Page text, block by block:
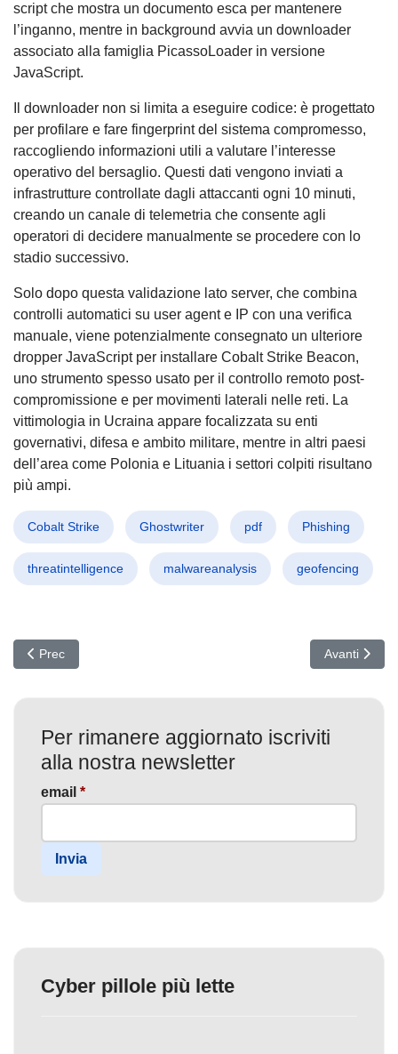
script che mostra un documento esca per mantenere
l’inganno, mentre in background avvia un downloader
associato alla famiglia PicassoLoader in versione
JavaScript.
Il downloader non si limita a eseguire codice: è progettato
per profilare e fare fingerprint del sistema compromesso,
raccogliendo informazioni utili a valutare l’interesse
operativo del bersaglio. Questi dati vengono inviati a
infrastrutture controllate dagli attaccanti ogni 10 minuti,
creando un canale di telemetria che consente agli
operatori di decidere manualmente se procedere con lo
stadio successivo.
Solo dopo questa validazione lato server, che combina
controlli automatici su user agent e IP con una verifica
manuale, viene potenzialmente consegnato un ulteriore
dropper JavaScript per installare Cobalt Strike Beacon,
uno strumento spesso usato per il controllo remoto post-
compromissione e per movimenti laterali nelle reti. La
vittimologia in Ucraina appare focalizzata su enti
governativi, difesa e ambito militare, mentre in altri paesi
dell’area come Polonia e Lituania i settori colpiti risultano
più ampi.
Cobalt Strike Ghostwriter pdf Phishing
threatintelligence malwareanalysis geofencing
Articolo precedente: Fragnesia nel Kernel Linux: un bug nella
Prec Articolo
Avanti
Per rimanere aggiornato iscriviti
alla nostra newsletter
email *
Invia
Cyber pillole più lette